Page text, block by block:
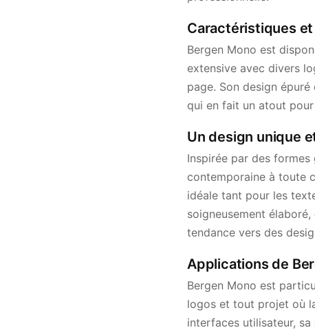
Caractéristiques
Bergen Mono est
extensive avec divers
page. Son design
qui en fait un atout
Un design unique
Inspirée par des
contemporaine à toute
idéale tant pour les
soigneusement
tendance vers des
Applications de
Bergen Mono est
logos et tout projet où
interfaces utilisateur,